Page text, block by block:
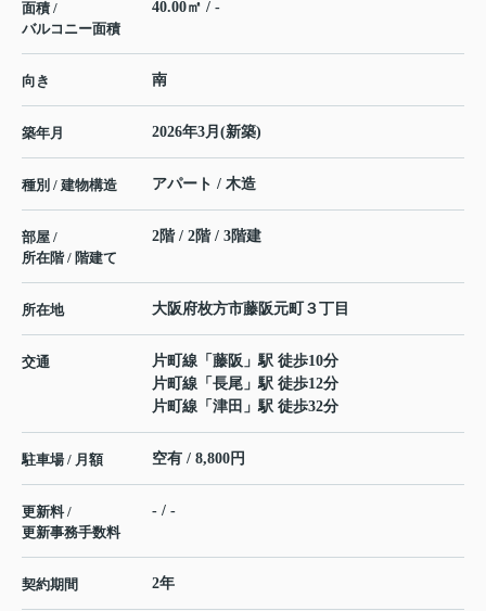
面積 /
バルコニー面積
40.00㎡ / -
向き 南
築年月 2026年3月(新築)
種別 / 建物構造 アパート / 木造
部屋 /
所在階 / 階建て
2階 / 2階 / 3階建
所在地 大阪府枚方市藤阪元町 ３丁目
交通 片町線 「 藤阪 」駅 徒歩10分
片町線 「 長尾 」駅 徒歩12分
片町線 「 津田 」駅 徒歩32分
駐車場 / 月額 空有 / 8,800円
更新料 /
更新事務手数料
- / -
契約期間 2年